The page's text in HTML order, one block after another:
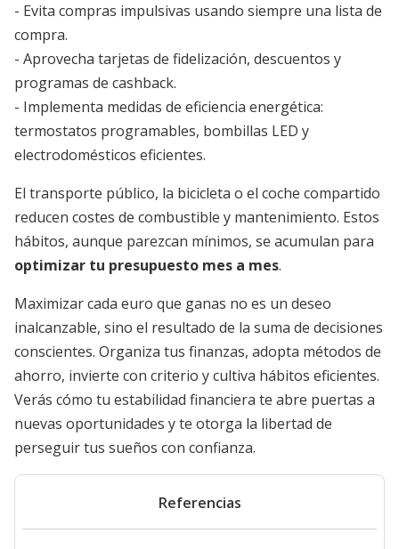
- Evita compras impulsivas usando siempre una lista de
compra.
- Aprovecha tarjetas de fidelización, descuentos y
programas de cashback.
- Implementa medidas de eficiencia energética:
termostatos programables, bombillas LED y
electrodomésticos eficientes.
El transporte público, la bicicleta o el coche compartido
reducen costes de combustible y mantenimiento. Estos
hábitos, aunque parezcan mínimos, se acumulan para
optimizar tu presupuesto mes a mes.
Maximizar cada euro que ganas no es un deseo
inalcanzable, sino el resultado de la suma de decisiones
conscientes. Organiza tus finanzas, adopta métodos de
ahorro, invierte con criterio y cultiva hábitos eficientes.
Verás cómo tu estabilidad financiera te abre puertas a
nuevas oportunidades y te otorga la libertad de
perseguir tus sueños con confianza.
Referencias